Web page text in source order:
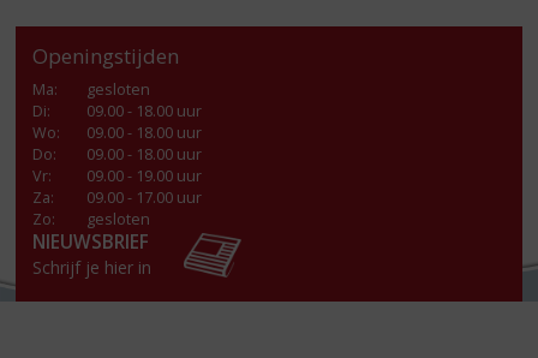
Openingstijden
Ma:
gesloten
Di:
09.00 - 18.00 uur
Wo:
09.00 - 18.00 uur
Do:
09.00 - 18.00 uur
Vr:
09.00 - 19.00 uur
Za:
09.00 - 17.00 uur
Zo:
gesloten
NIEUWSBRIEF
Schrijf je hier in